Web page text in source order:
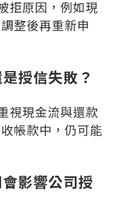
拒原因，例如現
整後再重新申
授信失敗？
視現金流與還款
帳款中，仍可能
影響公司授